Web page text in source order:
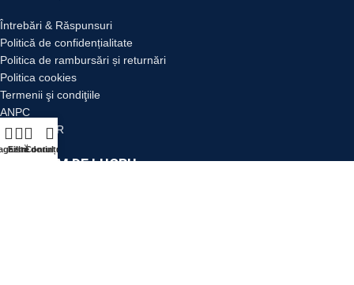
Întrebări & Răspunsuri
Politică de confidențialitate
Politica de rambursări și returnări
Politica cookies
Termenii şi condiţiile
ANPC
Setări GDPR
PROGRAM DE LUCRU
Filtre
Listă dorințe
Contul meu